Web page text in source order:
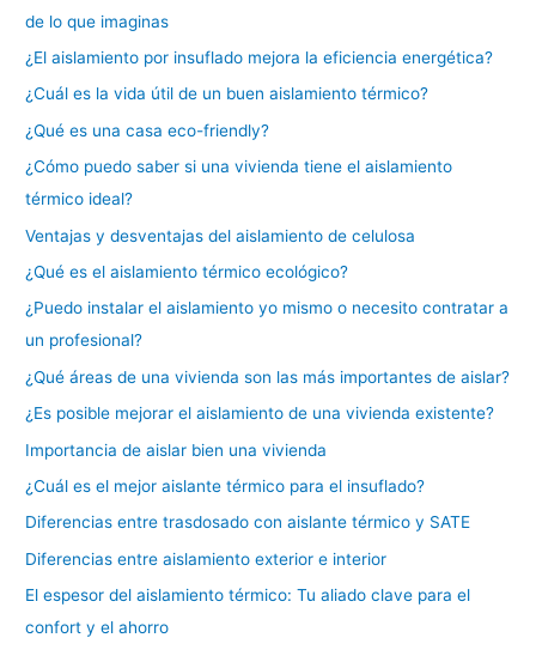
de lo que imaginas
¿El aislamiento por insuflado mejora la eficiencia energética?
¿Cuál es la vida útil de un buen aislamiento térmico?
¿Qué es una casa eco-friendly?
¿Cómo puedo saber si una vivienda tiene el aislamiento
térmico ideal?
Ventajas y desventajas del aislamiento de celulosa
¿Qué es el aislamiento térmico ecológico?
¿Puedo instalar el aislamiento yo mismo o necesito contratar a
un profesional?
¿Qué áreas de una vivienda son las más importantes de aislar?
¿Es posible mejorar el aislamiento de una vivienda existente?
Importancia de aislar bien una vivienda
¿Cuál es el mejor aislante térmico para el insuflado?
Diferencias entre trasdosado con aislante térmico y SATE
Diferencias entre aislamiento exterior e interior
El espesor del aislamiento térmico: Tu aliado clave para el
confort y el ahorro